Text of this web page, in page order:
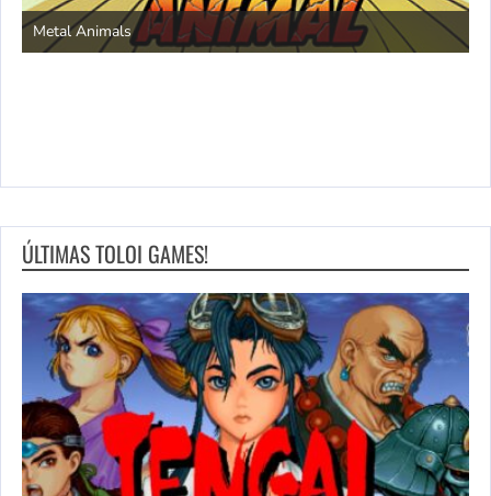
Metal Animals
ÚLTIMAS TOLOI GAMES!